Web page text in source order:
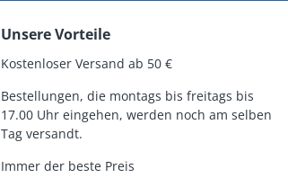
Unsere Vorteile
Kostenloser Versand ab 50 €
Bestellungen, die montags bis freitags bis
17.00 Uhr eingehen, werden noch am selben
Tag versandt.
Immer der beste Preis